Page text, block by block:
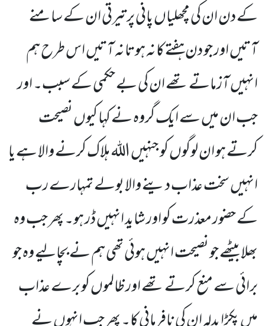
کے دن ان کی مچھلیاں پانی پر تیرتی ان کے سامنے
آتیں اور جو دن ہفتے کا نہ ہوتا نہ آتیں اس طرح ہم
انہیں آزماتے تھے ان کی بے حکمی کے سبب۔ اور
جب ان میں سے ایک گروہ نے کہا کیوں نصیحت
کرتے ہو ان لوگوں کو جنہیں اللہ ہلاک کرنے والا ہے یا
انہیں سخت عذاب دینے والا بولے تمہارے رب
کے حضور معذرت کو اور شاید انہیں ڈر ہو۔ پھر جب وہ
بھلا بیٹھے جو نصیحت انہیں ہوئی تھی ہم نے بچالیے وہ جو
برائی سے منع کرتے تھے اور ظالموں کو برے عذاب